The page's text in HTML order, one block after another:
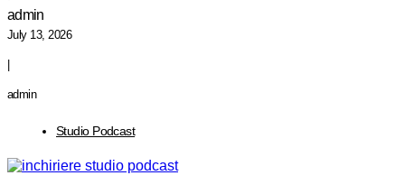
admin
July 13, 2026
admin
Studio Podcast